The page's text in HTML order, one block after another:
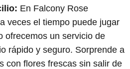
En Falcony Rose
veces el tiempo puede jugar
ofrecemos un servicio de
rápido y seguro. Sorprende a
con flores frescas sin salir de